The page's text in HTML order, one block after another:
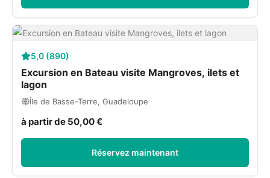
5,0 (890)
Excursion en Bateau visite Mangroves, ilets et
lagon
Île de Basse-Terre, Guadeloupe
à partir de 50,00 €
Réservez maintenant